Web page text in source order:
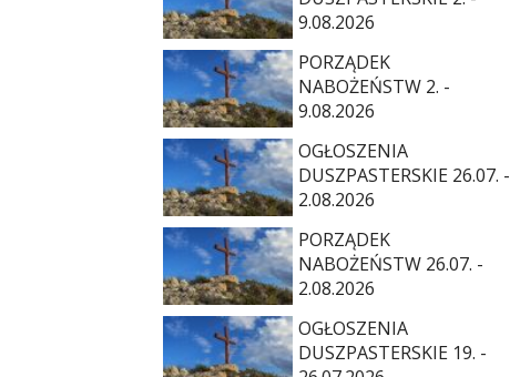
9.08.2026
PORZĄDEK
NABOŻEŃSTW 2. -
9.08.2026
OGŁOSZENIA
DUSZPASTERSKIE 26.07. -
2.08.2026
PORZĄDEK
NABOŻEŃSTW 26.07. -
2.08.2026
OGŁOSZENIA
DUSZPASTERSKIE 19. -